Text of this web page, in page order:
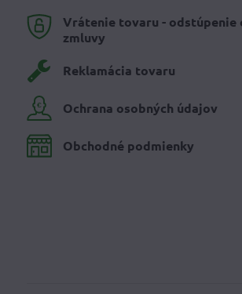
Vrátenie tovaru - odstúpenie
zmluvy
Reklamácia tovaru
Ochrana osobných údajov
Obchodné podmienky